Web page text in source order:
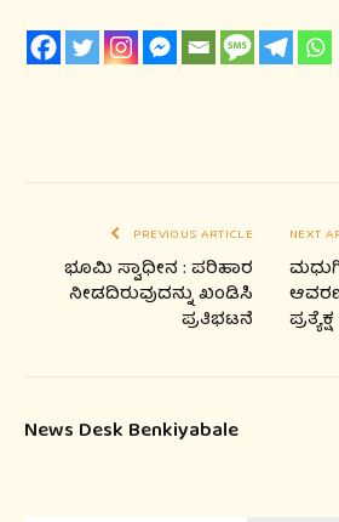
PREVIOUS ARTICLE
ಭೂಮಿ ಸ್ವಾಧೀನ : ಪರಿಹಾರ
ನೀಡದಿರುವುದನ್ನು ಖಂಡಿಸಿ
ಪ್ರತಿಭಟನೆ
NEXT
ಪ್ರತ್ಯೆಕ್ಷ
News Desk Benkiyabale